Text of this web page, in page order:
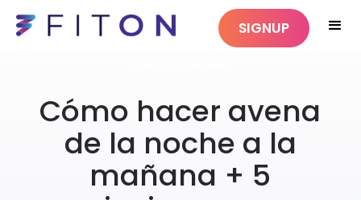
SIGNUP
Cómo hacer avena
de la noche a la
mañana + 5